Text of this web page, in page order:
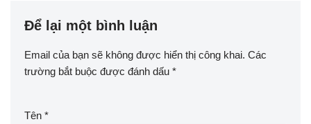
Để lại một bình luận
Email của bạn sẽ không được hiển thị công khai. Các
trường bắt buộc được đánh dấu *
Tên *